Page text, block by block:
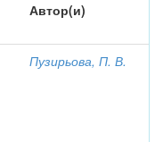
Автор(и)
Пузирьова, П. В.